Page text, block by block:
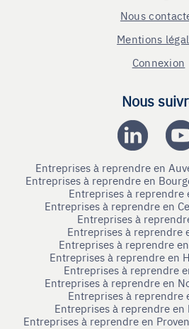
Nous
Mentions
Connexion
Nous
Entreprises à reprendre en
Entreprises à reprendre en
Entreprises à reprendre
Entreprises à reprendre en
Entreprises à
Entreprises à reprendre
Entreprises à reprendre
Entreprises à reprendre en
Entreprises à reprendre
Entreprises à reprendre en
Entreprises à reprendre
Entreprises à reprendre en
Entreprises à reprendre en